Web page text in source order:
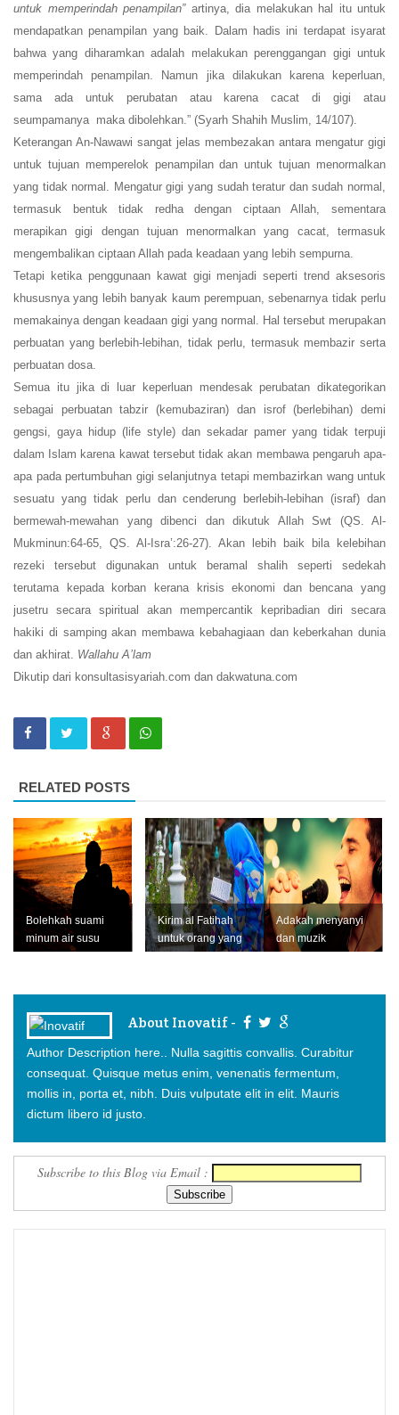
untuk memperindah penampilan”artinya, dia melakukan hal itu untuk
mendapatkan penampilan yang baik. Dalam hadis ini terdapat isyarat
bahwa yang diharamkan adalah melakukan perenggangan gigi untuk
memperindah penampilan. Namun jika dilakukan karena keperluan,
sama ada untuk perubatan atau karena cacat di gigi atau
seumpamanya maka dibolehkan.” (Syarh Shahih Muslim, 14/107).
Keterangan An-Nawawi sangat jelas membezakan antara mengatur gigi
untuk tujuan memperelok penampilan dan untuk tujuan menormalkan
yang tidak normal. Mengatur gigi yang sudah teratur dan sudah normal,
termasuk bentuk tidak redha dengan ciptaan Allah, sementara
merapikan gigi dengan tujuan menormalkan yang cacat, termasuk
mengembalikan ciptaan Allah pada keadaan yang lebih sempurna.
Tetapi ketika penggunaan kawat gigi menjadi seperti trend aksesoris
khususnya yang lebih banyak kaum perempuan, sebenarnya tidak perlu
memakainya dengan keadaan gigi yang normal. Hal tersebut merupakan
perbuatan yang berlebih-lebihan, tidak perlu, termasuk membazir serta
perbuatan dosa.
Semua itu jika di luar keperluan mendesak perubatan dikategorikan
sebagai perbuatan tabzir (kemubaziran) dan isrof (berlebihan) demi
gengsi, gaya hidup (life style) dan sekadar pamer yang tidak terpuji
dalam Islam karena kawat tersebut tidak akan membawa pengaruh apa-
apa pada pertumbuhan gigi selanjutnya tetapi membazirkan wang untuk
sesuatu yang tidak perlu dan cenderung berlebih-lebihan (israf) dan
bermewah-mewahan yang dibenci dan dikutuk Allah Swt (QS. Al-
Mukminun:64-65, QS. Al-Isra’:26-27). Akan lebih baik bila kelebihan
rezeki tersebut digunakan untuk beramal shalih seperti sedekah
terutama kepada korban kerana krisis ekonomi dan bencana yang
jusetru secara spiritual akan mempercantik kepribadian diri secara
hakiki di samping akan membawa kebahagiaan dan keberkahan dunia
dan akhirat. Wallahu A’lam
Dikutip dari konsultasisyariah.com dan dakwatuna.com
RELATED POSTS
Bolehkah suami
minum air susu
isteri
Kirim al Fatihah
untuk orang yang
sudah meninggal.
Adakah menyanyi
dan muzik
dibenarkan dalam
About Inovatif -
Author Description here.. Nulla sagittis convallis. Curabitur
consequat. Quisque metus enim, venenatis fermentum,
mollis in, porta et, nibh. Duis vulputate elit in elit. Mauris
dictum libero id justo.
Subscribe to this Blog via Email :